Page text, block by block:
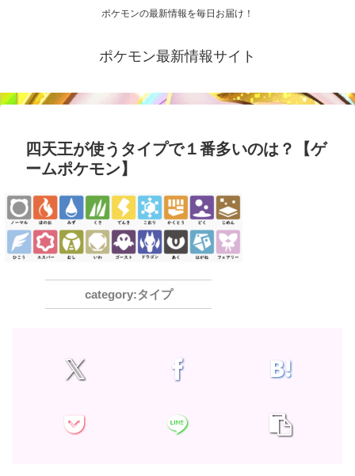
ポケモンの最新情報を毎日お届け！
ポケモン最新情報サイト
四天王が使うタイプで１番多いのは？【ゲ
ームポケモン】
タイプ